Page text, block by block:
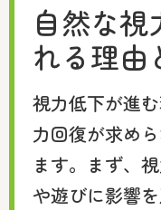
自然な視
れる理由
視力低下が進
力回復が求め
ます。まず、
や遊びに影響